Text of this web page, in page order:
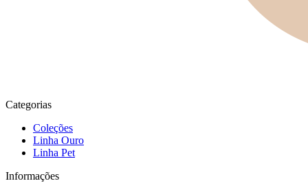
Categorias
Coleções
Linha Ouro
Linha Pet
Informações